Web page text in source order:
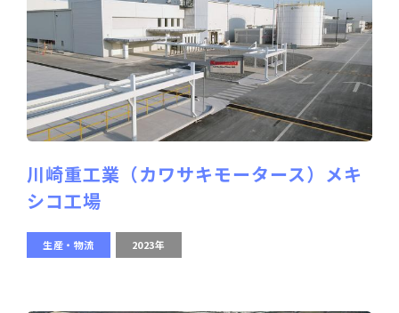
川崎重工業（カワサキモータース）メキ
シコ工場
生産・物流 2023年